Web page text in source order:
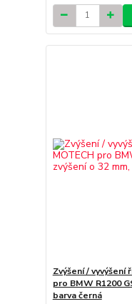
Zvýšení /
pro BMW R1200
barva černá